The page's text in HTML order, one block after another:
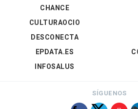
CHANCE
CULTURAOCIO
DESCONECTA
EPDATA.ES
INFOSALUS
SÍGUENOS